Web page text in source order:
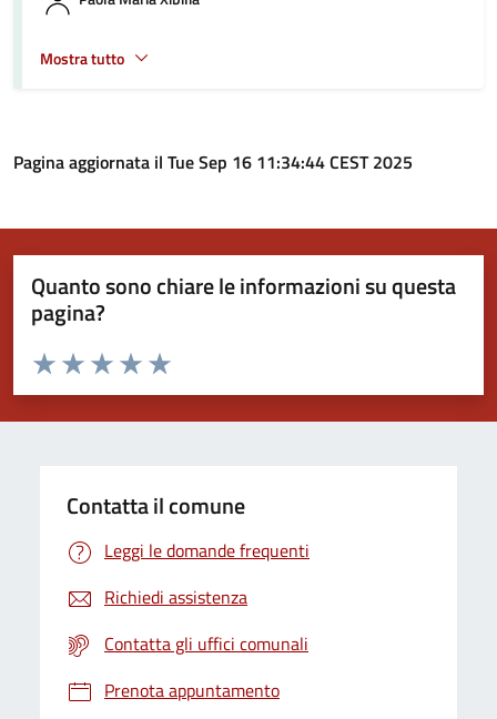
Mostra tutto
Pagina aggiornata il Tue Sep 16 11:34:44 CEST 2025
Quanto sono chiare le informazioni su questa
pagina?
Valuta da 1 a 5 stelle la pagina
Valuta 5 stelle su 5
Valuta 4 stelle su 5
Valuta 3 stelle su 5
Valuta 2 stelle su 5
Valuta 1 stelle su 5
Contatta il comune
Leggi le domande frequenti
Richiedi assistenza
Contatta gli uffici comunali
Prenota appuntamento